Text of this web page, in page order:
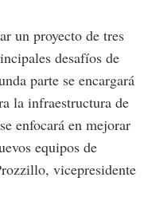
un proyecto de tres
desafíos de
parte se encargará
la infraestructura de
enfocará en mejorar
equipos de
vicepresidente